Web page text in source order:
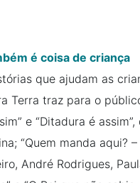
é coisa de criança
que ajudam as
Terra traz para o
e “Ditadura é
“Quem manda aqui?
André Rodrigues,